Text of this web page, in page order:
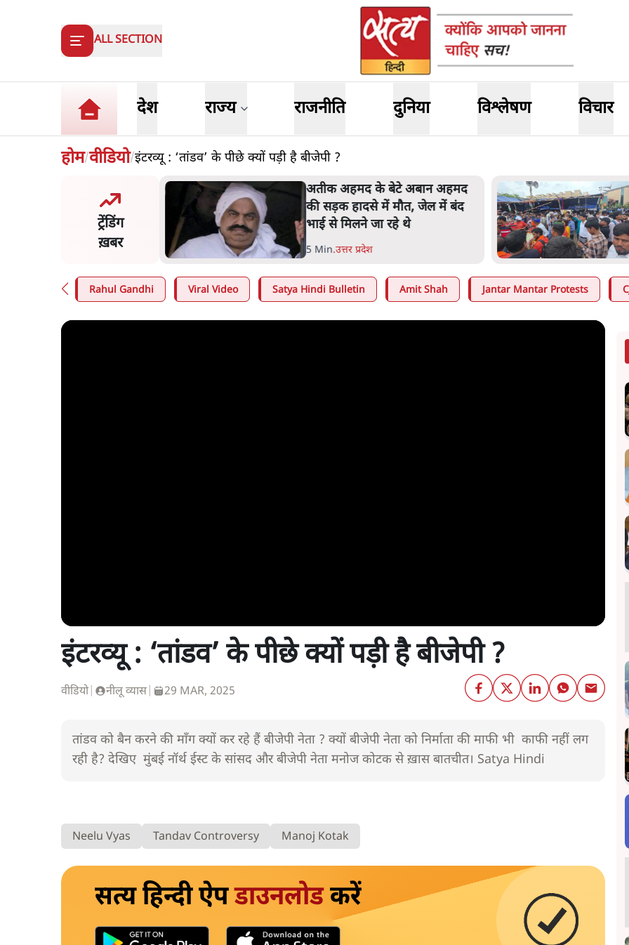
ALL SECTION
देश राज्य राजनीति दुनिया विश्लेषण विचार
होम/वीडियो/इंटरव्यू : ‘तांडव’ के पीछे क्यों पड़ी है बीजेपी ?
ट्रेंडिंग
ख़बर
बोले- 'जेन ज़ी पर आँख
आंदोलन देश-विरोधी
अतुल लिमये बोले थे- 'एंटी
अतीक अहमद के बेटे अबान अहमद
की सड़क हादसे में मौत, जेल में बंद
भाई से मिलने जा रहे थे
5 Min.उत्तर प्रदेश
Rahul Gandhi Viral Video Satya Hindi Bulletin Amit Shah Jantar Mantar Protests
इंटरव्यू : ‘तांडव’ के पीछे क्यों पड़ी है बीजेपी ?
वीडियो| नीलू व्यास| 29 MAR, 2025
तांडव को बैन करने की माँग क्यों कर रहे हैं बीजेपी नेता ? क्यों बीजेपी नेता को निर्माता की माफी भी काफी नहीं लग
रही है? देखिए मुंबई नॉर्थ ईस्ट के सांसद और बीजेपी नेता मनोज कोटक से ख़ास बातचीत। Satya Hindi
Neelu Vyas Tandav Controversy Manoj Kotak
सत्य हिन्दी ऐपडाउनलोडकरें